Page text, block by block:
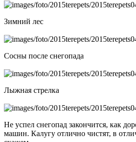
Зимний лес
Сосны после снегопада
Лыжная стрелка
Не успел снегопад закончится, как
машин. Калугу отлично чистят, в